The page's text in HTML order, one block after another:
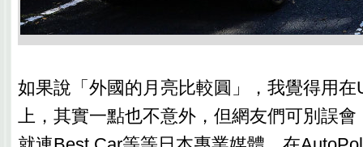
如果說「外國的月亮比較圓」，我覺得用在
上，其實一點也不意外，但網友們可別誤